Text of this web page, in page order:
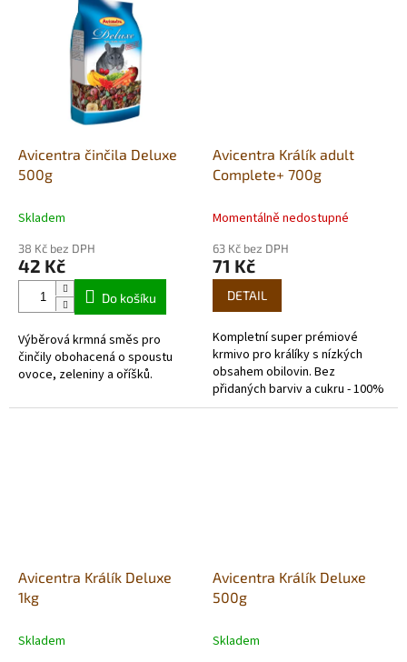
Avicentra činčila Deluxe
500g
Skladem
38 Kč bez DPH
42 Kč
Do košíku
Výběrová krmná směs pro
činčily obohacená o spoustu
ovoce, zeleniny a oříšků.
Avicentra Králík adult
Complete+ 700g
Momentálně nedostupné
63 Kč bez DPH
71 Kč
DETAIL
Kompletní super prémiové
krmivo pro králíky s nízkých
obsahem obilovin. Bez
přidaných barviv a cukru - 100%
natural.
Avicentra Králík Deluxe
1kg
Skladem
Avicentra Králík Deluxe
500g
Skladem